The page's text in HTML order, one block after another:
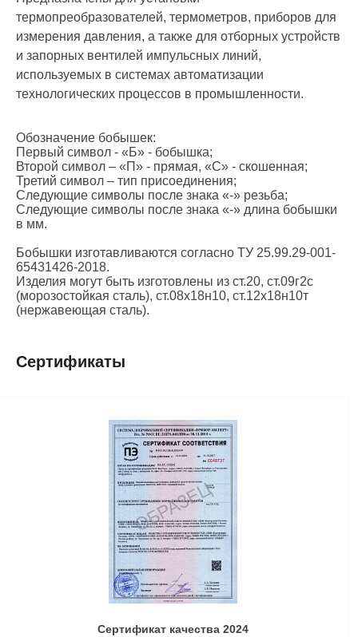
термопреобразователей, термометров, приборов для
измерения давления, а также для отборных устройств
и запорных вентилей импульсных линий,
используемых в системах автоматизации
технологических процессов в промышленности.
Обозначение бобышек:
Первый символ - «Б» - бобышка;
Второй символ – «П» - прямая, «С» - скошенная;
Третий символ – тип присоединения;
Следующие символы после знака «-» резьба;
Следующие символы после знака «-» длина бобышки
в мм.
Бобышки изготавливаются согласно ТУ 25.99.29-001-
65431426-2018.
Изделия могут быть изготовлены из ст.20, ст.09г2с
(морозостойкая сталь), ст.08х18н10, ст.12х18н10т
(нержавеющая сталь).
Сертификаты
Сертификат качества 2024